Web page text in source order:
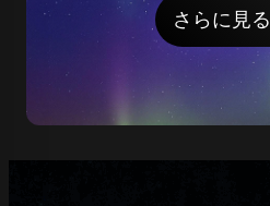
さらに見る